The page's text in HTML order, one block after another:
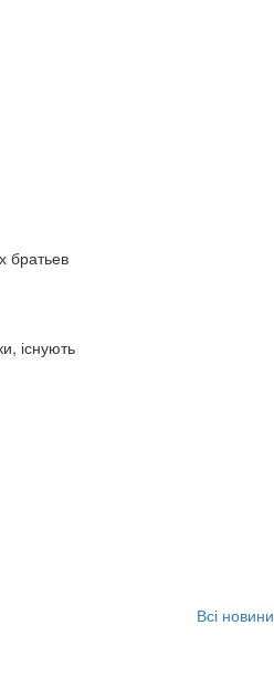
братьев
існують
Всі новини